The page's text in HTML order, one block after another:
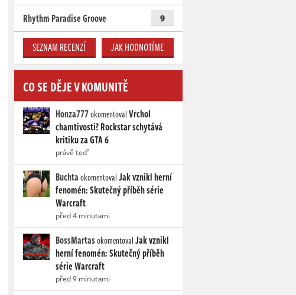
Rhythm Paradise Groove 9
SEZNAM RECENZÍ JAK HODNOTÍME
CO SE DĚJE V KOMUNITĚ
Honza777okomentovalVrchol
chamtivosti? Rockstar schytává
kritiku za GTA 6
právě teď
BuchtaokomentovalJak vznikl herní
fenomén: Skutečný příběh série
Warcraft
před 4 minutami
BossMartasokomentovalJak vznikl
herní fenomén: Skutečný příběh
série Warcraft
před 9 minutami